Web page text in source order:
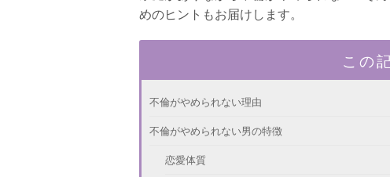
めのヒントもお届けします。
この
不倫がやめられない理由
不倫がやめられない男の特徴
恋愛体質